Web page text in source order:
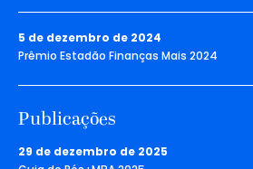
5 de dezembro de 2024
Prêmio Estadão Finanças Mais 2024
Publicações
29 de dezembro de 2025